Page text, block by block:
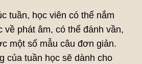
tuần, học viên có thể nắm
về phát âm, có thể đánh vần,
một số mẫu câu đơn giản.
của tuần học sẽ dành cho